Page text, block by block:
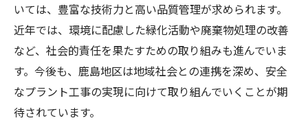
いては、豊富な技術力と高い品質管理が求められます。
近年では、環境に配慮した緑化活動や廃棄物処理の改善
など、社会的責任を果たすための取り組みも進んでいま
す。今後も、鹿島地区は地域社会との連携を深め、安全
なプラント工事の実現に向けて取り組んでいくことが期
待されています。